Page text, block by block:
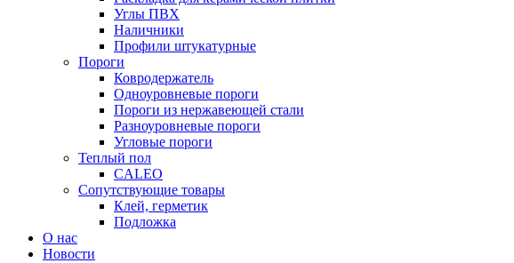
Углы ПВХ
Наличники
Профили штукатурные
Пороги
Ковродержатель
Одноуровневые пороги
Пороги из нержавеющей стали
Разноуровневые пороги
Угловые пороги
Теплый пол
CALEO
Сопутствующие товары
Клей, герметик
Подложка
О нас
Новости